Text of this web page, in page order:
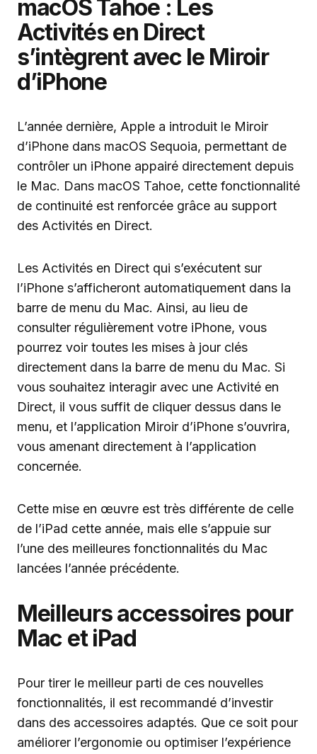
macOS Tahoe : Les
Activités en Direct
s’intègrent avec le Miroir
d’iPhone
L’année dernière, Apple a introduit le Miroir
d’iPhone dans macOS Sequoia, permettant de
contrôler un iPhone appairé directement depuis
le Mac. Dans macOS Tahoe, cette fonctionnalité
de continuité est renforcée grâce au support
des Activités en Direct.
Les Activités en Direct qui s’exécutent sur
l’iPhone s’afficheront automatiquement dans la
barre de menu du Mac. Ainsi, au lieu de
consulter régulièrement votre iPhone, vous
pourrez voir toutes les mises à jour clés
directement dans la barre de menu du Mac. Si
vous souhaitez interagir avec une Activité en
Direct, il vous suffit de cliquer dessus dans le
menu, et l’application Miroir d’iPhone s’ouvrira,
vous amenant directement à l’application
concernée.
Cette mise en œuvre est très différente de celle
de l’iPad cette année, mais elle s’appuie sur
l’une des meilleures fonctionnalités du Mac
lancées l’année précédente.
Meilleurs accessoires pour
Mac et iPad
Pour tirer le meilleur parti de ces nouvelles
fonctionnalités, il est recommandé d’investir
dans des accessoires adaptés. Que ce soit pour
améliorer l’ergonomie ou optimiser l’expérience